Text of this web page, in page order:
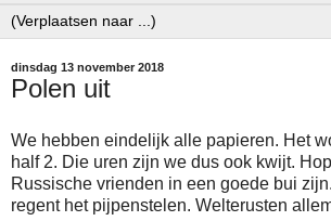
dinsdag 13 november 2018
Polen uit
We hebben eindelijk alle papieren. Het
half 2. Die uren zijn we dus ook kwijt.
Russische vrienden in een goede bui
regent het pijpenstelen. Welterusten